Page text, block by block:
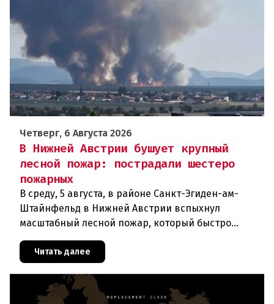
Четверг, 6 Августа 2026
В Нижней Австрии бушует крупный
лесной пожар: пострадали шестеро
пожарных
В среду, 5 августа, в районе Санкт-Эгиден-ам-
Штайнфельд в Нижней Австрии вспыхнул
масштабный лесной пожар, который быстро
В ходе тушения пострадали шесте
Читать далее